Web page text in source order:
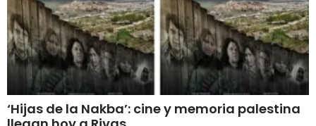
‘Hijas de la Nakba’: cine y memoria palestina